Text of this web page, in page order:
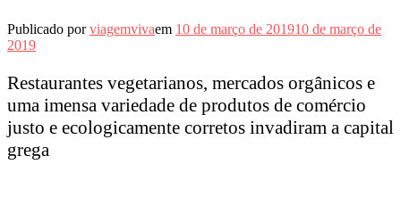
Publicado porviagemvivaem 10 de março de 201910 de março de
2019
Restaurantes vegetarianos, mercados orgânicos e
uma imensa variedade de produtos de comércio
justo e ecologicamente corretos invadiram a capital
grega